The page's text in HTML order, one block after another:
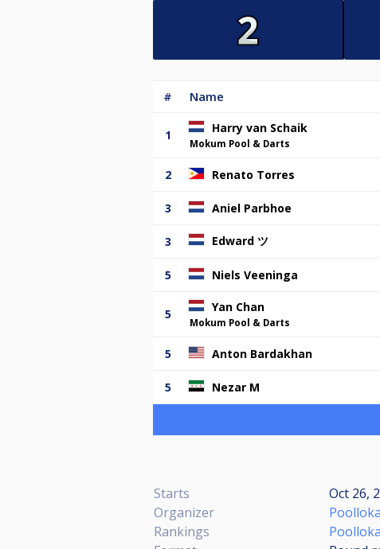
# Name
1 Harry van Schaik
Mokum Pool & Darts
2 Renato Torres
3 Aniel Parbhoe
3 Edward ツ
5 Niels Veeninga
5 Yan Chan
Mokum Pool & Darts
5 Anton Bardakhan
5 Nezar M
Starts
Oct 26,
Organizer
Rankings